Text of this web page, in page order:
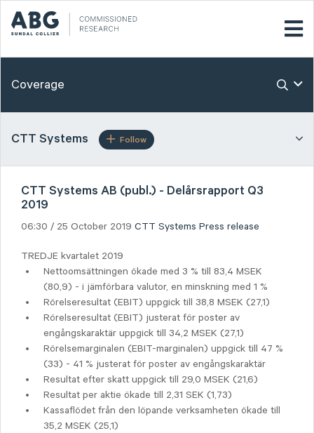
Coverage
CTT Systems Follow
CTT Systems AB (publ.) - Delårsrapport Q3
2019
06:30 / 25 October 2019 CTT Systems Press release
TREDJE kvartalet 2019
Nettoomsättningen ökade med 3 % till 83,4 MSEK
(80,9) - i jämförbara valutor, en minskning med 1 %
Rörelseresultat (EBIT) uppgick till 38,8 MSEK (27,1)
Rörelseresultat (EBIT) justerat för poster av
engångskaraktär uppgick till 34,2 MSEK (27,1)
Rörelsemarginalen (EBIT-marginalen) uppgick till 47 %
(33) - 41 % justerat för poster av engångskaraktär
Resultat efter skatt uppgick till 29,0 MSEK (21,6)
Resultat per aktie ökade till 2,31 SEK (1,73)
Kassaflödet från den löpande verksamheten ökade till
35,2 MSEK (25,1)